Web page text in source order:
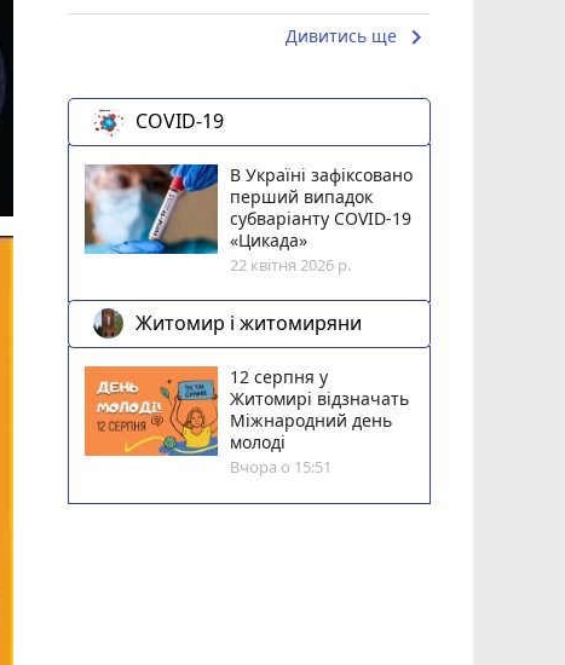
Дивитись ще keyboard_arrow_right
COVID-19
В Україні зафіксовано
перший випадок
субваріанту COVID-19
«Цикада»
22 квітня 2026 р.
Житомир і житомиряни
12 серпня у
Житомирі відзначать
Міжнародний день
молоді
Вчора о 15:51